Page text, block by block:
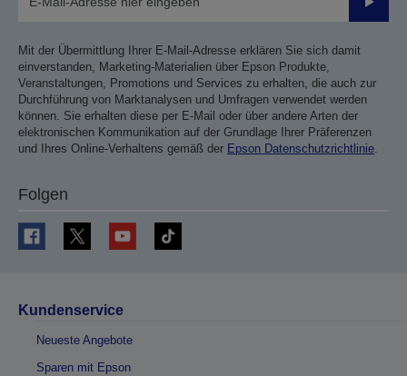
Mit der Übermittlung Ihrer E-Mail-Adresse erklären Sie sich damit
einverstanden, Marketing-Materialien über Epson Produkte,
Veranstaltungen, Promotions und Services zu erhalten, die auch zur
Durchführung von Marktanalysen und Umfragen verwendet werden
können. Sie erhalten diese per E-Mail oder über andere Arten der
elektronischen Kommunikation auf der Grundlage Ihrer Präferenzen
und Ihres Online-Verhaltens gemäß der Epson Datenschutzrichtlinie
Folgen
Kundenservice
Neueste Angebote
Sparen mit Epson